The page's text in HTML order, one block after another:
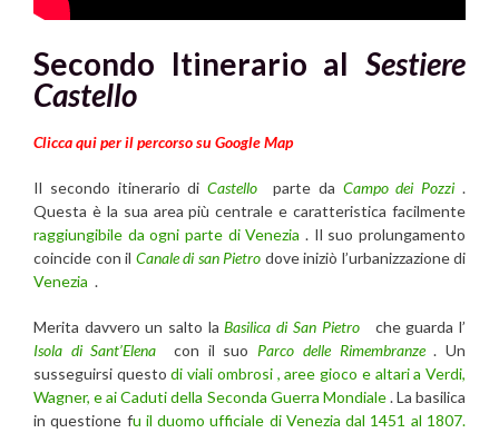
Secondo Itinerario alSestiere
Castello
Clicca qui per il percorso su Google Map
Il secondo itinerario diCastello parte da Campo dei Pozzi .
Questa è la sua area più centrale e caratteristica facilmente
raggiungibile da ogni parte di Venezia . Il suo prolungamento
coincide con il Canale di san Pietro dove iniziò l’urbanizzazione di
Venezia .
Merita davvero un salto laBasilica di San Pietroche guarda l’
Isola di Sant’Elena con il suoParco delle Rimembranze . Un
susseguirsi questodi viali ombrosi , aree gioco e altari a Verdi,
Wagner, e ai Caduti della Seconda Guerra Mondiale. La basilica
in questione fu il duomo ufficiale di Venezia dal 1451 al 1807.